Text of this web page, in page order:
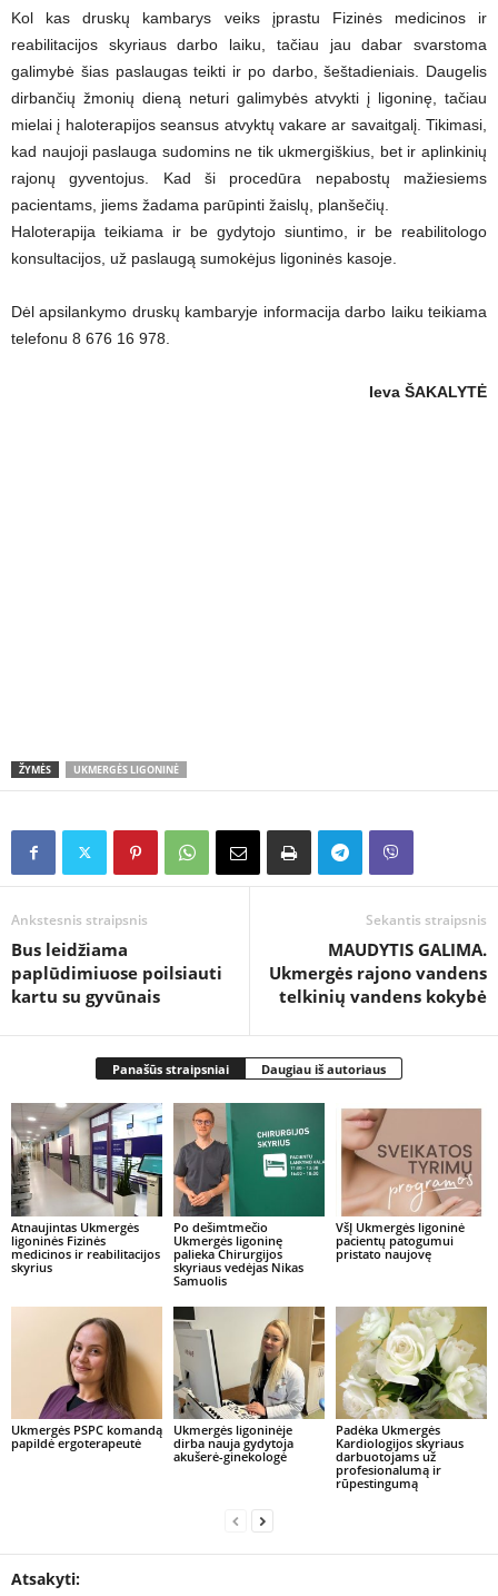
Kol kas druskų kambarys veiks įprastu Fizinės medicinos ir
reabilitacijos skyriaus darbo laiku, tačiau jau dabar svarstoma
galimybė šias paslaugas teikti ir po darbo, šeštadieniais. Daugelis
dirbančių žmonių dieną neturi galimybės atvykti į ligoninę, tačiau
mielai į haloterapijos seansus atvyktų vakare ar savaitgalį. Tikimasi,
kad naujoji paslauga sudomins ne tik ukmergiškius, bet ir aplinkinių
rajonų gyventojus. Kad ši procedūra nepabostų mažiesiems
pacientams, jiems žadama parūpinti žaislų, planšečių.
Haloterapija teikiama ir be gydytojo siuntimo, ir be reabilitologo
konsultacijos, už paslaugą sumokėjus ligoninės kasoje.
Dėl apsilankymo druskų kambaryje informacija darbo laiku teikiama
telefonu 8 676 16 978.
Ieva ŠAKALYTĖ
ŽYMĖS UKMERGĖS LIGONINĖ
Ankstesnis straipsnis
Bus leidžiama
paplūdimiuose poilsiauti
kartu su gyvūnais
Sekantis straipsnis
MAUDYTIS GALIMA.
Ukmergės rajono vandens
telkinių vandens kokybė
Panašūs straipsniai Daugiau iš autoriaus
Atnaujintas Ukmergės
ligoninės Fizinės
medicinos ir reabilitacijos
skyrius
Po dešimtmečio
Ukmergės ligoninę
palieka Chirurgijos
skyriaus vedėjas Nikas
Samuolis
VšĮ Ukmergės ligoninė
pacientų patogumui
pristato naujovę
Ukmergės PSPC komandą
papildė ergoterapeutė
Ukmergės ligoninėje
dirba nauja gydytoja
akušerė-ginekologė
Padėka Ukmergės
Kardiologijos skyriaus
darbuotojams už
profesionalumą ir
rūpestingumą
Atsakyti: